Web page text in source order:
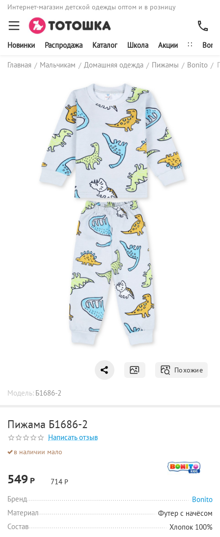
Интернет-магазин детской одежды оптом и в розницу
Новинки Распродажа Каталог Школа Акции ∷
Главная / Мальчикам / Домашняя одежда / Пижамы / Bonito /
Похожие
Модель: Б1686-2
Пижама Б1686-2
Написать отзыв
в наличии мало
549 Р 714 Р
Бренд
Bonito
Материал
Футер с начёсом
Состав
Хлопок 100%